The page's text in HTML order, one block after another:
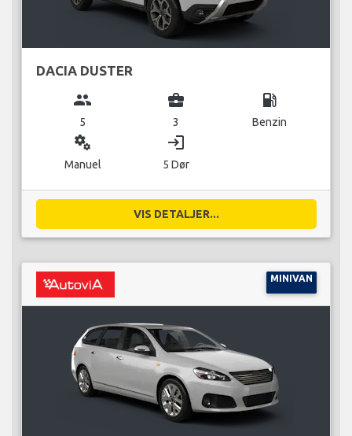
DACIA DUSTER
group
5
business_center
3
local_gas_station
Benzin
miscellaneous_services
Manuel
login
5 Dør
VIS DETALJER...
MINIVAN